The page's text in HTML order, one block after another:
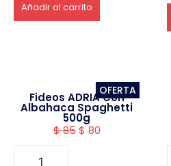
Añadir al carrito
OFERTA
Fideos ADRIA Con
Albahaca Spaghetti
500g
$85 $ 80